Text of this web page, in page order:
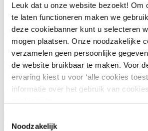
Leuk dat u onze website bezoekt! Om
te laten functioneren maken we
deze cookiebanner kunt u selecteren
mogen plaatsen. Onze noodzakelijke
verzamelen geen persoonlijke
de website bruikbaar te maken. Voor
ervaring kiest u voor ‘alle cookies
informatie over het gebruik van
Noodzakelijk
Heb je nog vragen of wil je deze cursus
Of wil je persoonlijk studieadvies? We
mogelijkheden zijn. Via onderstaand
opnemen met onze klantenservice of ons
contact met de betreffende
contactgegevens rechts.
Voornaam(Vereist)
Organisatie(Vereist)